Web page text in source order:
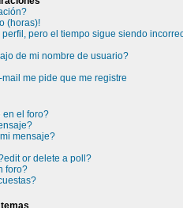
(horas)!
pero el tiempo sigue siendo
de mi nombre de usuario?
me pide que me registre
en el foro?
mensaje?
or delete a poll?
foro?